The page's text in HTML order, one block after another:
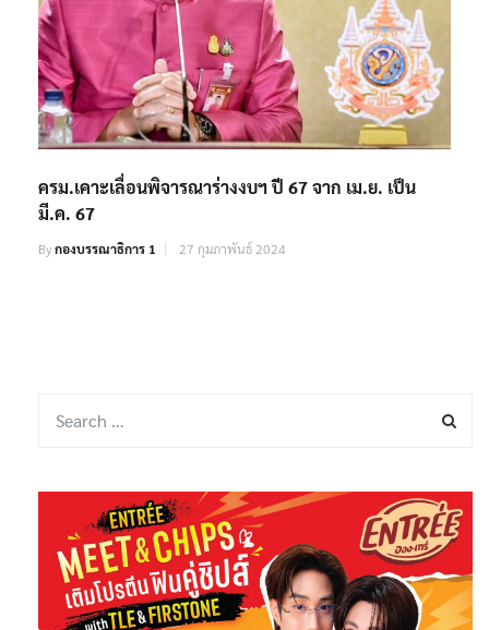
ครม.เคาะเลื่อนพิจารณาร่างงบฯ ปี 67 จาก เม.ย. เป็น
มี.ค. 67
Byกองบรรณาธิการ 1 27 กุมภาพันธ์ 2024